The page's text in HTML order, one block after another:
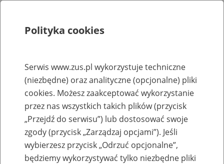
Rejestry, ewidencje i archiwa
Baza zlikwidowanych lub
przekształconych zakładów pracy
Nazwa zakładu pracy:
Polityka cookies
Serwis www.zus.pl wykorzystuje techniczne
(niezbędne) oraz analityczne (opcjonalne) pliki
cookies. Możesz zaakceptować wykorzystanie
przez nas wszystkich takich plików (przycisk
„Przejdź do serwisu”) lub dostosować swoje
zgody (przycisk „Zarządzaj opcjami”). Jeśli
wybierzesz przycisk „Odrzuć opcjonalne”,
będziemy wykorzystywać tylko niezbędne pliki